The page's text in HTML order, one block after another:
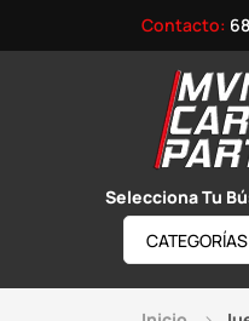
Contacto:
Selecciona Tu